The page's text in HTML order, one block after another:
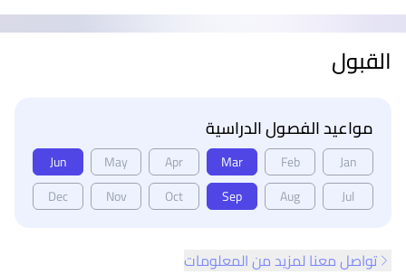
القبول
مواعيد الفصول الدراسية
Jan
Feb
Mar
Apr
May
Jun
Jul
Aug
Sep
Oct
Nov
Dec
تواصل معنا لمزيد من المعلومات